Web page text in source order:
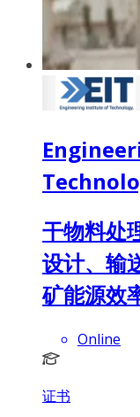
干物料处
设计、输
矿能源效
Online
证书